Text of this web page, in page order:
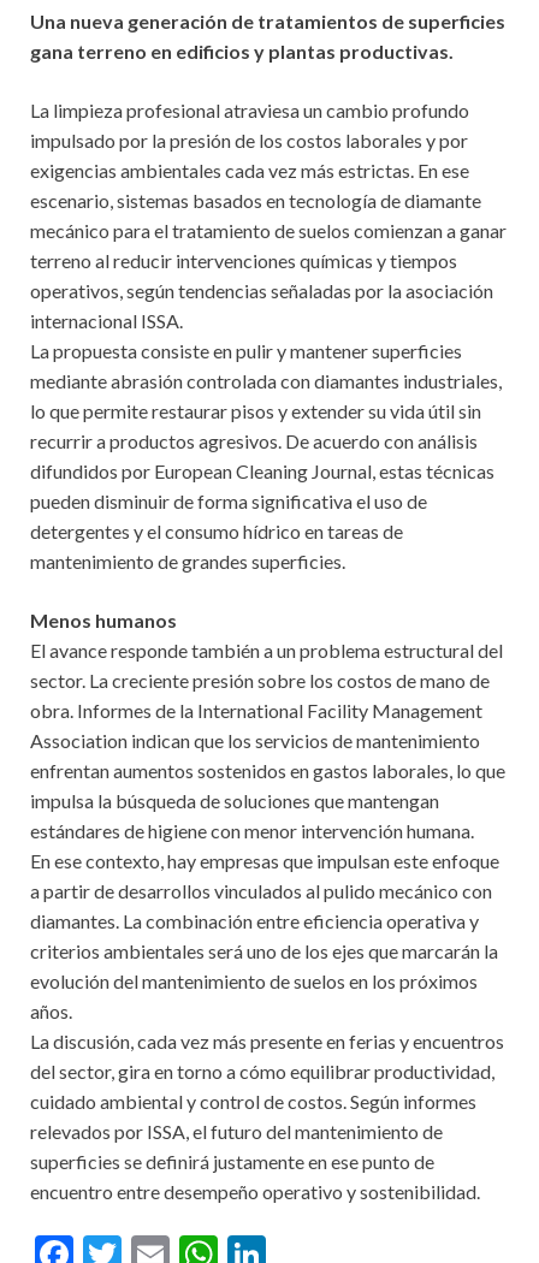
Una nueva generación de tratamientos de superficies
gana terreno en edificios y plantas productivas.
La limpieza profesional atraviesa un cambio profundo
impulsado por la presión de los costos laborales y por
exigencias ambientales cada vez más estrictas. En ese
escenario, sistemas basados en tecnología de diamante
mecánico para el tratamiento de suelos comienzan a ganar
terreno al reducir intervenciones químicas y tiempos
operativos, según tendencias señaladas por la asociación
internacional ISSA.
La propuesta consiste en pulir y mantener superficies
mediante abrasión controlada con diamantes industriales,
lo que permite restaurar pisos y extender su vida útil sin
recurrir a productos agresivos. De acuerdo con análisis
difundidos por European Cleaning Journal, estas técnicas
pueden disminuir de forma significativa el uso de
detergentes y el consumo hídrico en tareas de
mantenimiento de grandes superficies.
Menos humanos
El avance responde también a un problema estructural del
sector. La creciente presión sobre los costos de mano de
obra. Informes de la International Facility Management
Association indican que los servicios de mantenimiento
enfrentan aumentos sostenidos en gastos laborales, lo que
impulsa la búsqueda de soluciones que mantengan
estándares de higiene con menor intervención humana.
En ese contexto, hay empresas que impulsan este enfoque
a partir de desarrollos vinculados al pulido mecánico con
diamantes. La combinación entre eficiencia operativa y
criterios ambientales será uno de los ejes que marcarán la
evolución del mantenimiento de suelos en los próximos
años.
La discusión, cada vez más presente en ferias y encuentros
del sector, gira en torno a cómo equilibrar productividad,
cuidado ambiental y control de costos. Según informes
relevados por ISSA, el futuro del mantenimiento de
superficies se definirá justamente en ese punto de
encuentro entre desempeño operativo y sostenibilidad.